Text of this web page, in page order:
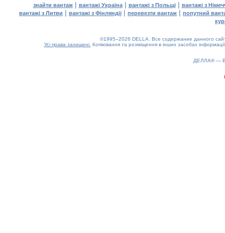
знайти вантаж| вантажі Україна| вантажі з Польщі| вантажі з
вантажі з Литви | вантажі з Фінляндії| перевезти вантаж | попутний
©1995–2026 DELLA. Все содержание данного
Усі права захищені. Копіювання та розміщення в інших засобах
ДЕЛЛА® —